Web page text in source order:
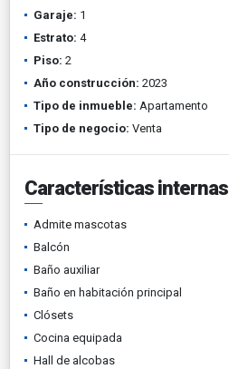
Garaje: 1
Estrato: 4
Piso: 2
Año construcción: 2023
Tipo de inmueble: Apartamento
Tipo de negocio: Venta
Características internas
Admite mascotas
Balcón
Baño auxiliar
Baño en habitación principal
Clósets
Cocina equipada
Hall de alcobas